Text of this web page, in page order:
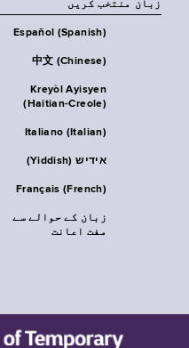
زبان منتخب کریں
Español (Spanish)
中文 (Chinese)
Kreyòl Ayisyen
(Haitian-Creole)
Italiano (Italian)
אידיש (Yiddish)
Français (French)
زبان کے حوالے سے
مفت اعانت